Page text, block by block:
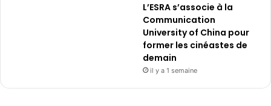
L’ESRA s’associe à la
Communication
University of China pour
former les cinéastes de
demain
il y a 1 semaine